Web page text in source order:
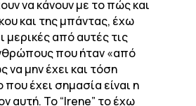
να κάνουν με το πώς και
και της μπάντας, έχω
μερικές από αυτές τις
που ήταν «από
να μην έχει και τόση
που έχει σημασία είναι η
αυτή. Το “Irene” το έχω